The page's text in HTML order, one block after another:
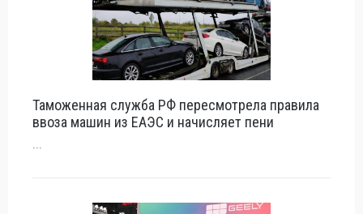
Таможенная служба РФ пересмотрела правила
ввоза машин из ЕАЭС и начисляет пени